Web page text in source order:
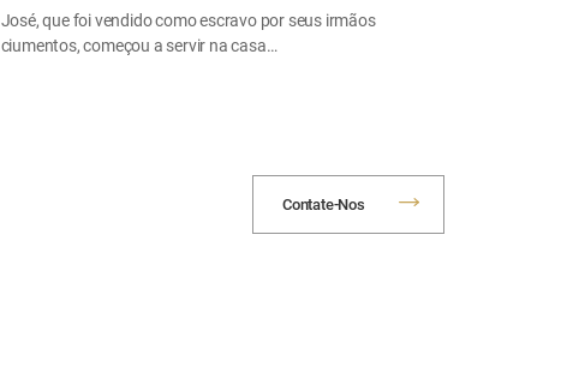
José, que foi vendido como escravo por seus irmãos
ciumentos, começou a servir na casa…
Contate-Nos